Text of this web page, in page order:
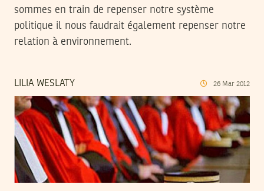
sommes en train de repenser notre système
politique il nous faudrait également repenser notre
relation à environnement.
LILIA WESLATY 26 Mar 2012